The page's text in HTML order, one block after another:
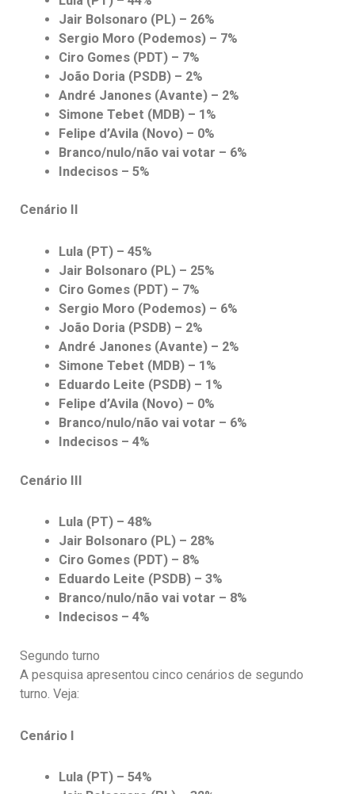
Jair Bolsonaro (PL) – 26%
Sergio Moro (Podemos) – 7%
Ciro Gomes (PDT) – 7%
João Doria (PSDB) – 2%
André Janones (Avante) – 2%
Simone Tebet (MDB) – 1%
Felipe d’Avila (Novo) – 0%
Branco/nulo/não vai votar – 6%
Indecisos – 5%
Cenário II
Lula (PT) – 45%
Jair Bolsonaro (PL) – 25%
Ciro Gomes (PDT) – 7%
Sergio Moro (Podemos) – 6%
João Doria (PSDB) – 2%
André Janones (Avante) – 2%
Simone Tebet (MDB) – 1%
Eduardo Leite (PSDB) – 1%
Felipe d’Avila (Novo) – 0%
Branco/nulo/não vai votar – 6%
Indecisos – 4%
Cenário III
Lula (PT) – 48%
Jair Bolsonaro (PL) – 28%
Ciro Gomes (PDT) – 8%
Eduardo Leite (PSDB) – 3%
Branco/nulo/não vai votar – 8%
Indecisos – 4%
Segundo turno
A pesquisa apresentou cinco cenários de segundo
turno. Veja:
Cenário I
Lula (PT) – 54%